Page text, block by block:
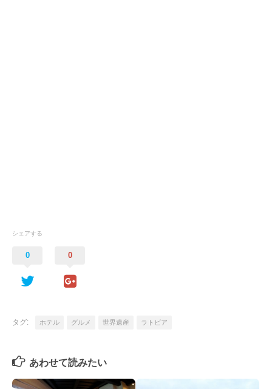
シェアする
0 0
タグ: ホテル グルメ 世界遺産 ラトビア
あわせて読みたい